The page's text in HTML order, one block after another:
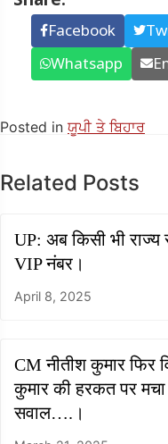
Facebook
Whatsapp
Posted in ਯੂਪੀ ਤੇ ਬਿਹਾਰ
Related Posts
UP: अब किसी भी
VIP नंबर।
April 8, 2025
CM नीतीश कुमार फिर
कुमार की हरकत पर
सवाल….।